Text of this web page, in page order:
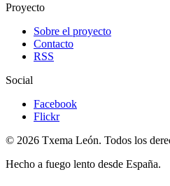
Proyecto
Sobre el proyecto
Contacto
RSS
Social
Facebook
Flickr
© 2026 Txema León. Todos los
Hecho a fuego lento desde España.